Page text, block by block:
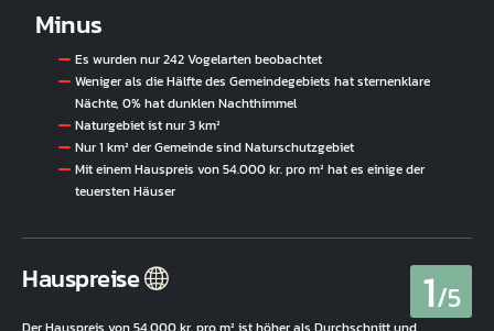
Minus
Es wurden nur 242 Vogelarten beobachtet
Weniger als die Hälfte des Gemeindegebiets hat sternenklare
Nächte, 0% hat dunklen Nachthimmel
Naturgebiet ist nur 3 km²
Nur 1 km² der Gemeinde sind Naturschutzgebiet
Mit einem Hauspreis von 54.000 kr. pro m² hat es einige der
teuersten Häuser
Hauspreise 1/5